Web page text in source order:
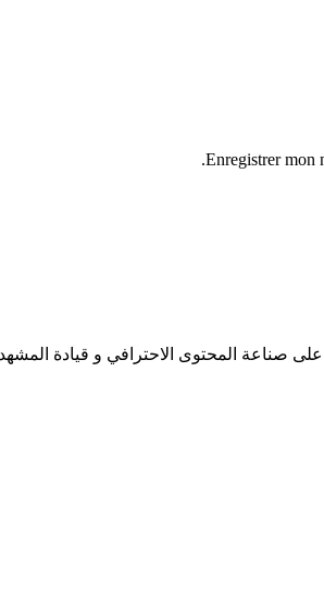
Enregistrer mon
صناعة المحتوى الاحترافي و قيادة